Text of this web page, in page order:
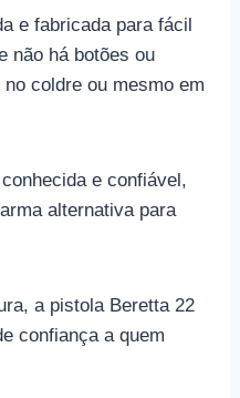
e fabricada para fácil
não há botões ou
coldre ou mesmo em
e confiável,
alternativa para
a pistola Beretta 22
confiança a quem